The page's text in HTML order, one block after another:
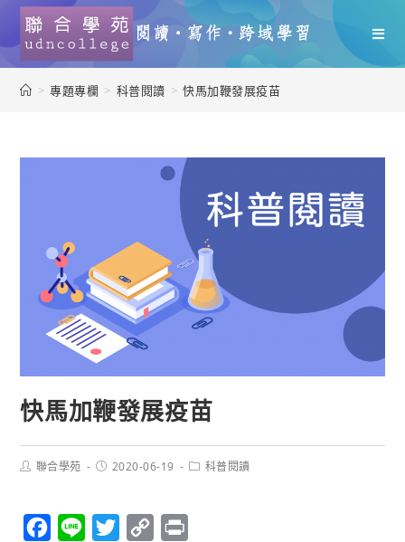
> 專題專欄 > 科普閱讀 > 快馬加鞭發展疫苗
快馬加鞭發展疫苗
聯合學苑 2020-06-19 科普閱讀